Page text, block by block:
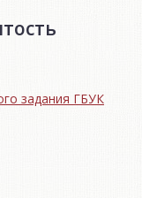
задания ГБУК